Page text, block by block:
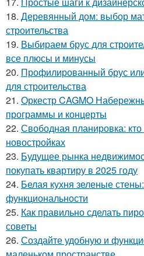
18. Деревянный дом: выбор
строительства
19. Выбираем брус для
все плюсы и минусы
20. Профилированный брус
для строительства
21. Оркестр CAGMO
программы и концерты
22. Свободная планировка:
новостройках
23. Будущее рынка
покупать квартиру в 2025 году
24. Белая кухня зеленые
функциональности
25. Как правильно сделать
советы
26. Создайте удобную и